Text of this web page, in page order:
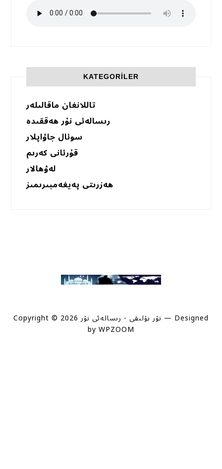
KATEGORILER
تاللانغان ماقالىلەر
رىسالەئى نۇر ھەققىدە
سوئال جاۋاپلار
قۇرئانى كەرىم
لەۋھالار
ھەزرىتى پەيغەمبىرىمىز
Copyright © 2026 نۇر بۇلىقى - رىسالەئى نۇر — Designed
by WPZOOM